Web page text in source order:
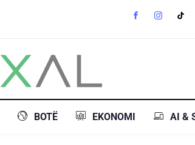
BOTË EKONOMI AI &